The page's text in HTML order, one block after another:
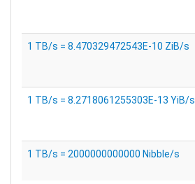
1 TB/s = 8.470329472543E-10 ZiB/s
1 TB/s = 8.2718061255303E-13 YiB/s
1 TB/s = 2000000000000 Nibble/s